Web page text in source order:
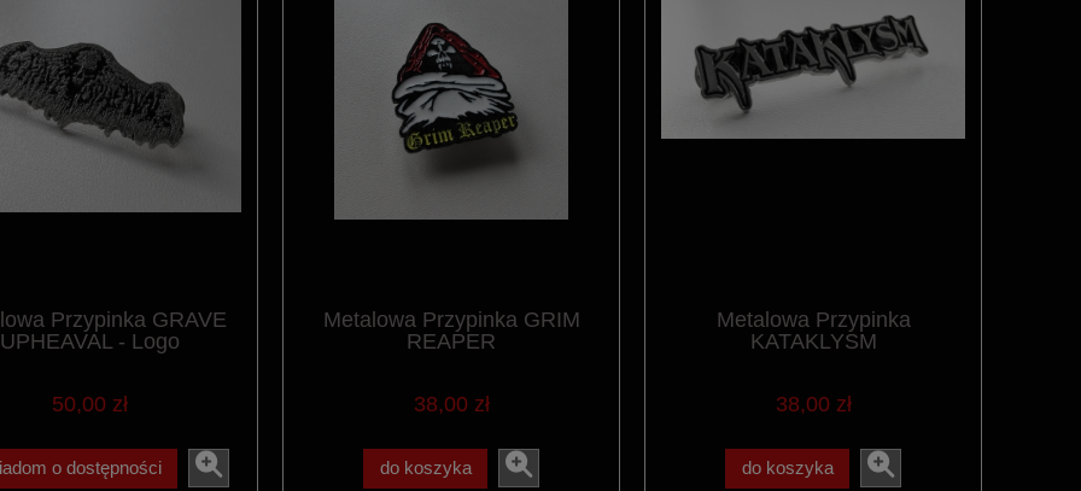
Przypinka GRAVE
UPHEAVAL - Logo
50,00 zł
o dostępności
Metalowa Przypinka GRIM
REAPER
38,00 zł
do koszyka
Metalowa Przypinka
KATAKLYSM
38,00 zł
do koszyka